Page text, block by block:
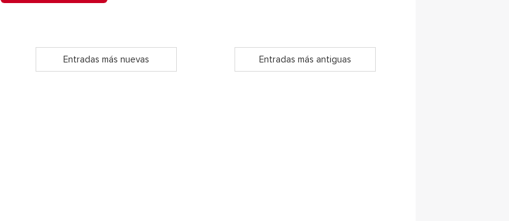
Entradas más nuevas Entradas más antiguas